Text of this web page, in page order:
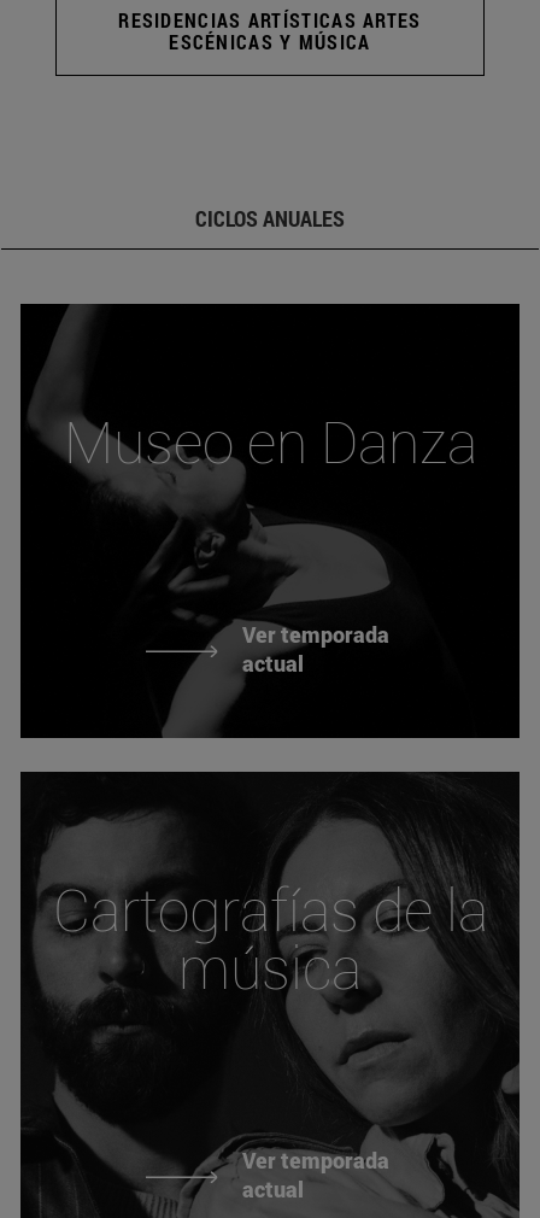
RESIDENCIAS ARTÍSTICAS ARTES
ESCÉNICAS Y MÚSICA
CICLOS ANUALES
Museo en Danza
Ver temporada
actual
Cartografías de la
música
Ver temporada
actual